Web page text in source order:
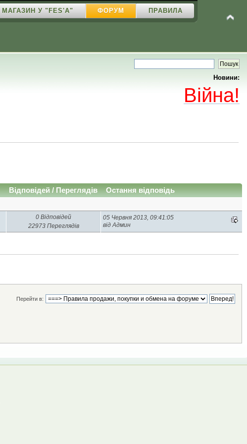
МАГАЗИН У "FES'A" ФОРУМ ПРАВИЛА
Новини:
Війна!
Відповідей/Переглядів Остання відповідь
0 Відповідей
22973 Переглядів
05 Червня 2013, 09:41:05
від Админ
Перейти в: